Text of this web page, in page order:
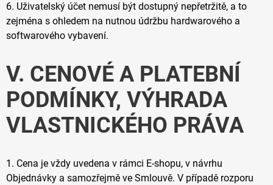
6. Uživatelský účet nemusí být dostupný nepřetržitě, a to
zejména s ohledem na nutnou údržbu hardwarového a
softwarového vybavení.
V. CENOVÉ A PLATEBNÍ
PODMÍNKY, VÝHRADA
VLASTNICKÉHO PRÁVA
1. Cena je vždy uvedena v rámci E-shopu, v návrhu
Objednávky a samozřejmě ve Smlouvě. V případě rozporu